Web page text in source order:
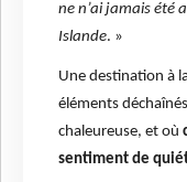
ne n’ai jamais été
Islande. »
Une destination à
éléments
chaleureuse, et où
sentiment de